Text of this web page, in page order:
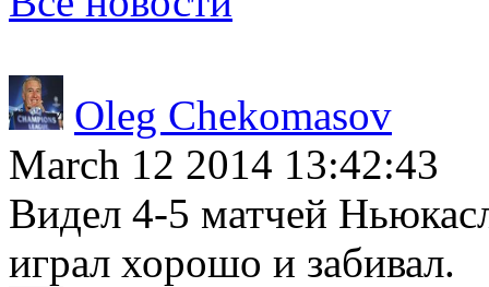
Oleg Chekomasov
March 12 2014 13:42:43
Видел 4-5 матчей
играл хорошо и забивал.